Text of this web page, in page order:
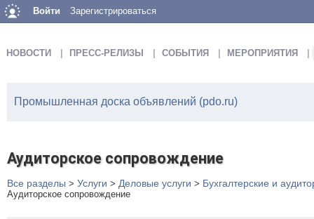
Войти Зарегистрироваться
НОВОСТИ ПРЕСС-РЕЛИЗЫ СОБЫТИЯ МЕРОПРИЯТИЯ
Промышленная доска объявлений (pdo.ru)
Аудиторское сопровождение
Все разделы > Услуги > Деловые услуги > Бухгалтерские и
Аудиторское сопровождение